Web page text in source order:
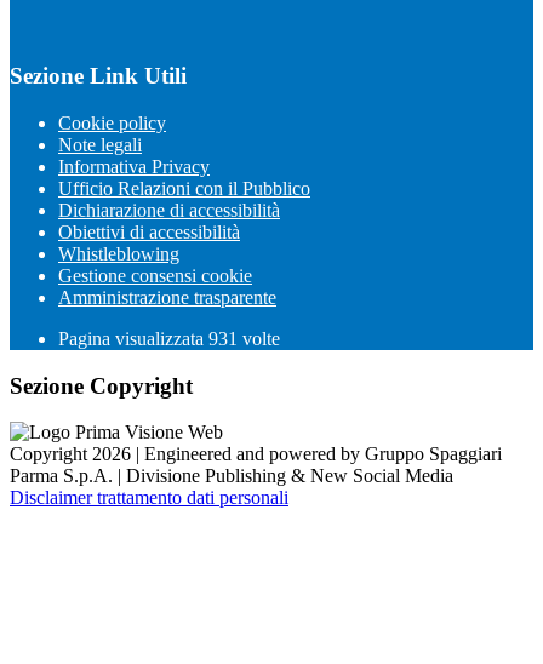
Sezione Link Utili
Cookie policy
Note legali
Informativa Privacy
Ufficio Relazioni con il Pubblico
Dichiarazione di accessibilità
Obiettivi di accessibilità
Whistleblowing
Gestione consensi cookie
Amministrazione trasparente
Pagina visualizzata 931 volte
Sezione Copyright
Copyright 2026 | Engineered and powered by Gruppo Spaggiari
Parma S.p.A. | Divisione Publishing & New Social Media
Disclaimer trattamento dati personali